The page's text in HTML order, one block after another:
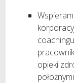
opieki
położnymi